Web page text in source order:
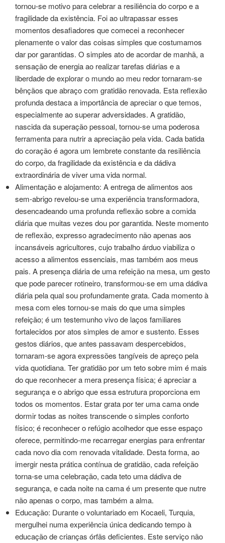
tornou-se motivo para celebrar a resiliência do corpo e a
fragilidade da existência. Foi ao ultrapassar esses
momentos desafiadores que comecei a reconhecer
plenamente o valor das coisas simples que costumamos
dar por garantidas. O simples ato de acordar de manhã, a
sensação de energia ao realizar tarefas diárias e a
liberdade de explorar o mundo ao meu redor tornaram-se
bênçãos que abraço com gratidão renovada. Esta reflexão
profunda destaca a importância de apreciar o que temos,
especialmente ao superar adversidades. A gratidão,
nascida da superação pessoal, tornou-se uma poderosa
ferramenta para nutrir a apreciação pela vida. Cada batida
do coração é agora um lembrete constante da resiliência
do corpo, da fragilidade da existência e da dádiva
extraordinária de viver uma vida normal.
Alimentação e alojamento: A entrega de alimentos aos
sem-abrigo revelou-se uma experiência transformadora,
desencadeando uma profunda reflexão sobre a comida
diária que muitas vezes dou por garantida. Neste momento
de reflexão, expresso agradecimento não apenas aos
incansáveis agricultores, cujo trabalho árduo viabiliza o
acesso a alimentos essenciais, mas também aos meus
pais. A presença diária de uma refeição na mesa, um gesto
que pode parecer rotineiro, transformou-se em uma dádiva
diária pela qual sou profundamente grata. Cada momento à
mesa com eles tornou-se mais do que uma simples
refeição; é um testemunho vivo de laços familiares
fortalecidos por atos simples de amor e sustento. Esses
gestos diários, que antes passavam despercebidos,
tornaram-se agora expressões tangíveis de apreço pela
vida quotidiana. Ter gratidão por um teto sobre mim é mais
do que reconhecer a mera presença física; é apreciar a
segurança e o abrigo que essa estrutura proporciona em
todos os momentos. Estar grata por ter uma cama onde
dormir todas as noites transcende o simples conforto
físico; é reconhecer o refúgio acolhedor que esse espaço
oferece, permitindo-me recarregar energias para enfrentar
cada novo dia com renovada vitalidade. Desta forma, ao
imergir nesta prática contínua de gratidão, cada refeição
torna-se uma celebração, cada teto uma dádiva de
segurança, e cada noite na cama é um presente que nutre
não apenas o corpo, mas também a alma.
Educação: Durante o voluntariado em Kocaeli, Turquia,
mergulhei numa experiência única dedicando tempo à
educação de crianças órfãs deficientes. Este serviço não